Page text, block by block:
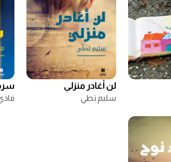
لن أغادر منزلي
سليم بَطي